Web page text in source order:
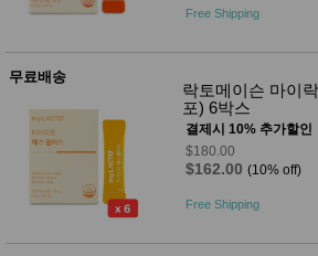
Free Shipping
무료배송
락토메이슨 마이
포) 6박스
결제시 10% 추가할인
$180.00
$162.00 (10% off)
Free Shipping